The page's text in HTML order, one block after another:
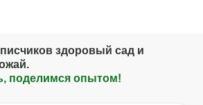
здоровый сад и
поделимся опытом!